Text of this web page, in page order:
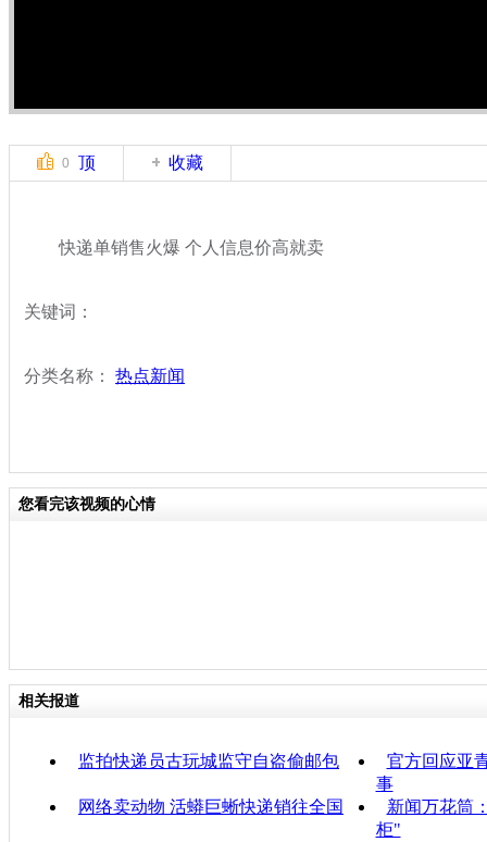
0 顶 收藏
快递单销售火爆 个人信息价高就卖
关键词：
分类名称： 热点新闻
您看完该视频的心情
相关报道
监拍快递员古玩城监守自盗偷邮包
官方回应亚
事
网络卖动物 活蟒巨蜥快递销往全国
新闻万花筒
柜"